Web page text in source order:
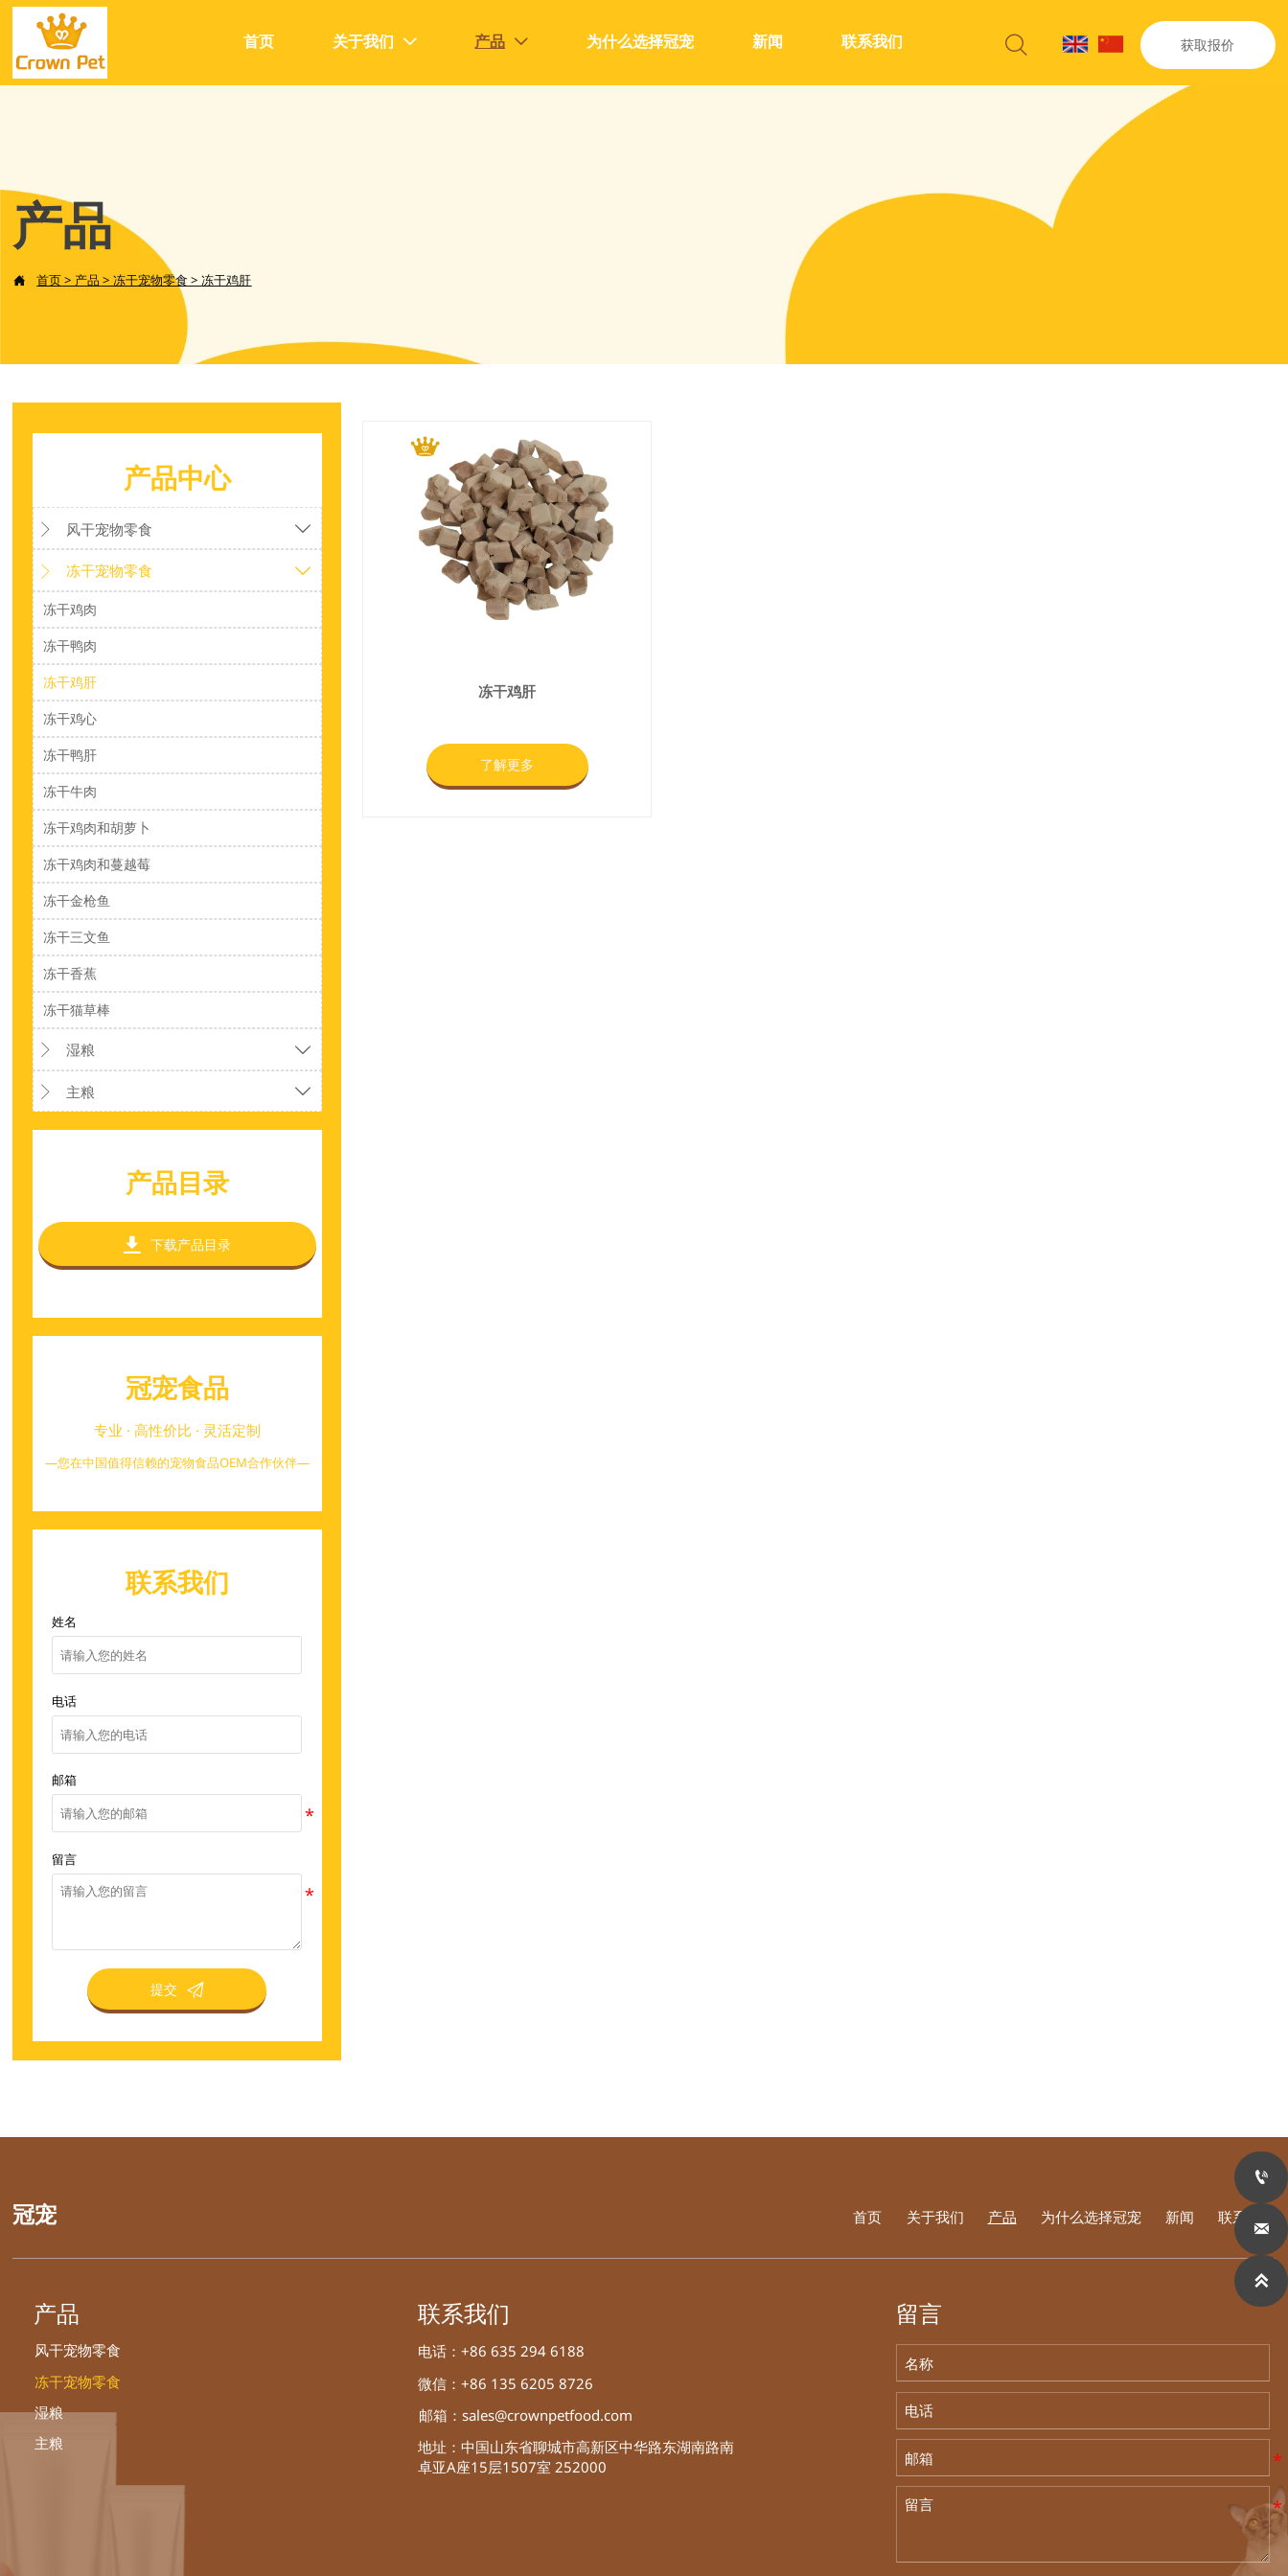
首页 关于我们  产品  为什么选择冠宠 新闻 联系我们  获取报价
产品
 首页> 产品 >冻干宠物零食>冻干鸡肝
产品中心
 风干宠物零食 
 冻干宠物零食 
冻干鸡肉
冻干鸭肉
冻干鸡肝
冻干鸡心
冻干鸭肝
冻干牛肉
冻干鸡肉和胡萝卜
冻干鸡肉和蔓越莓
冻干金枪鱼
冻干三文鱼
冻干香蕉
冻干猫草棒
 湿粮 
 主粮 
产品目录
 下载产品目录
冠宠食品
专业 · 高性价比 · 灵活定制
—您在中国值得信赖的宠物食品OEM合作伙伴—
联系我们
姓名
电话
邮箱
留言
提交 
冻干鸡肝
了解更多
冠宠 首页 关于我们 产品 为什么选择冠宠 新闻 联系我们
产品
风干宠物零食
冻干宠物零食
湿粮
主粮
联系我们
电话：+86 635 294 6188
微信：+86 135 6205 8726
邮箱：sales@crownpetfood.com
地址：中国山东省聊城市高新区中华路东湖南路南
卓亚A座15层1507室 252000
留言


